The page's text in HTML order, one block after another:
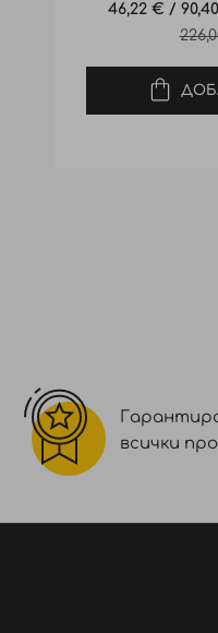
Ако
Промо
46,22 € /
всички